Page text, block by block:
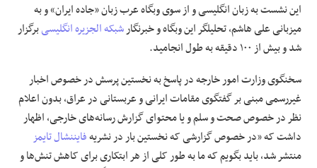
علوم و فن آوری
فرهنگی و هنری
مقالات
این نشست به زبان انگلیسی و از سوی وبگاه عرب زبان «جاده ایران» و به
میزبانی علی هاشم، تحلیلگر این وبگاه و خبرنگارشبکه الجزیره انگلیسیبرگزار
شد و بیش از ۱۰۰ دقیقه به طول انجامید.
سخنگوی وزارت امور خارجه در پاسخ به نخستین پرسش در خصوص اخبار
غیررسمی مبنی بر گفتگوی مقامات ایرانی و عربستانی در عراق، بدون اعلام
نظر در خصوص صحت و سلم و یا محتوای گزارش رسانه‌های خارجی، اظهار
داشت که «در خصوص گزارشی که نخستین بار در نشریهفایننشال تایمز
منتشر شد، باید بگویم که ما به طور کلی از هر ابتکاری برای کاهش تنش‌ها و